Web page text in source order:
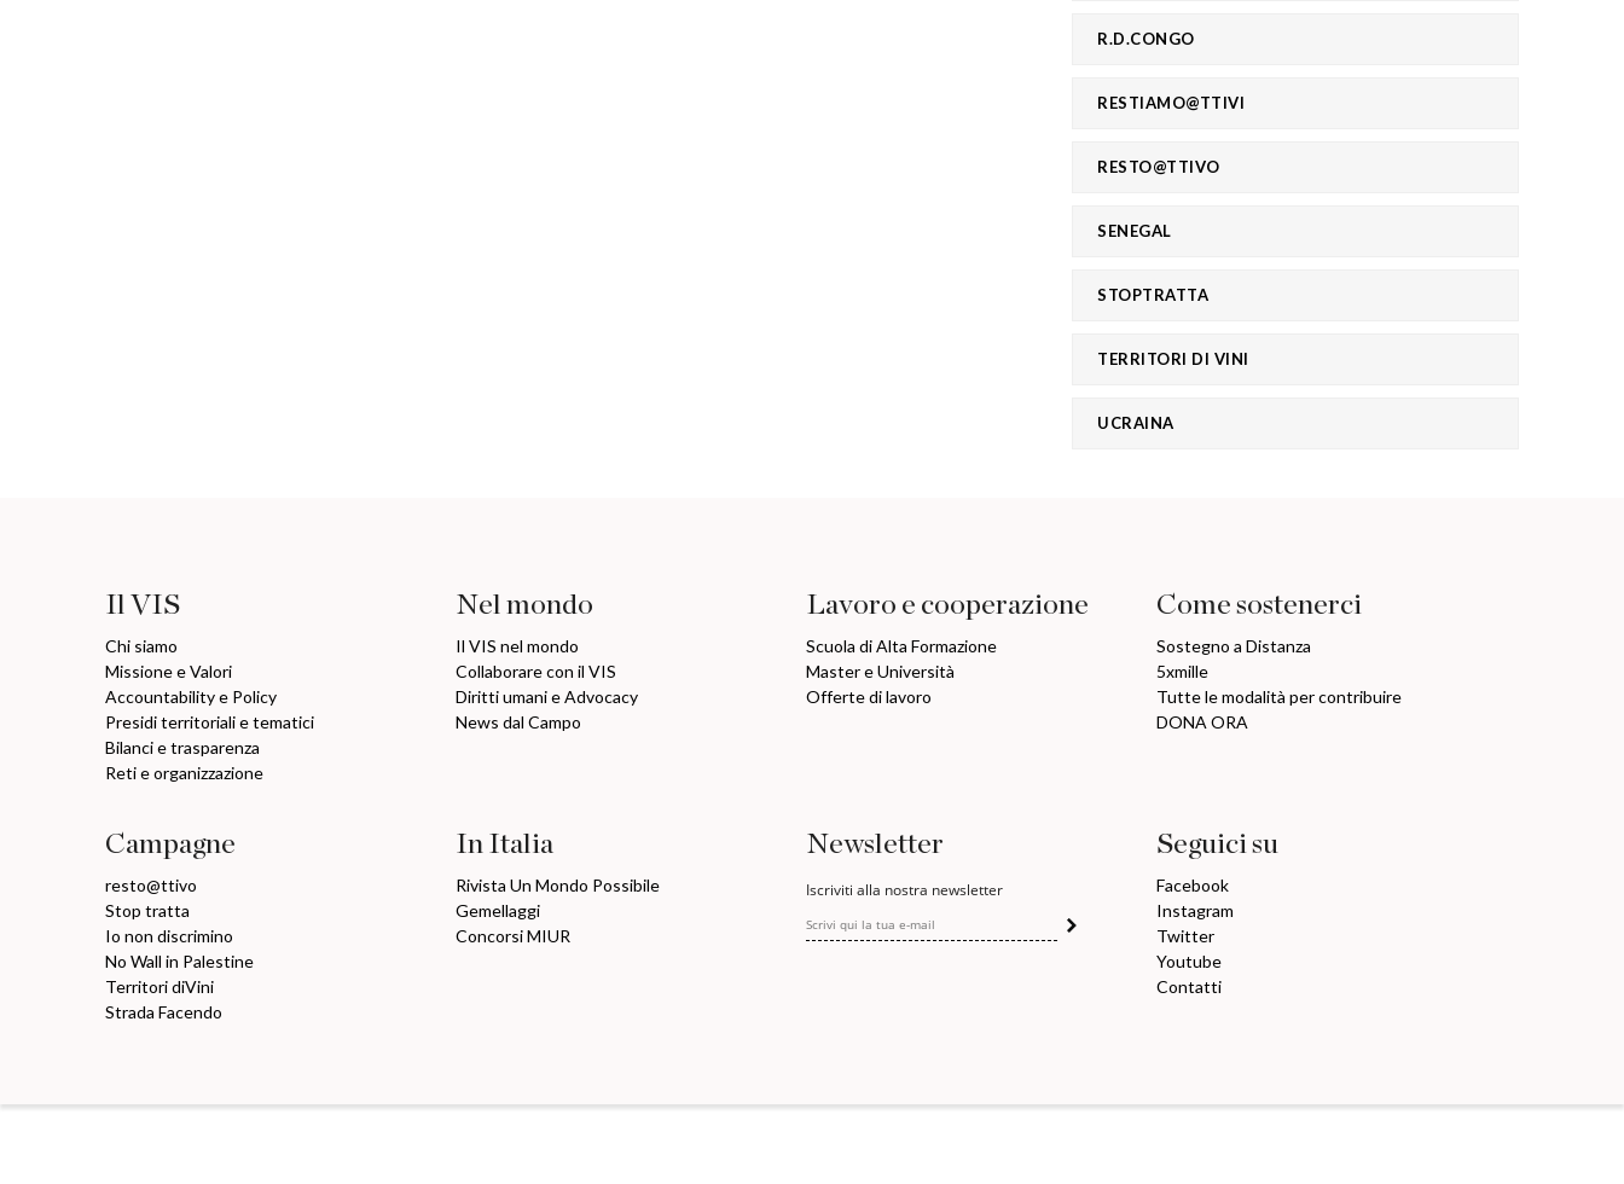
R.D.CONGO
RESTIAMO@TTIVI
RESTO@TTIVO
SENEGAL
STOPTRATTA
TERRITORI DI VINI
UCRAINA
Il VIS
Chi siamo
Missione e Valori
Accountability e Policy
Presidi territoriali e tematici
Bilanci e trasparenza
Reti e organizzazione
Nel mondo
Il VIS nel mondo
Collaborare con il VIS
Diritti umani e Advocacy
News dal Campo
Lavoro e cooperazione
Scuola di Alta Formazione
Master e Università
Offerte di lavoro
Come sostenerci
Sostegno a Distanza
5xmille
Tutte le modalità per contribuire
DONA ORA
Campagne
resto@ttivo
Stop tratta
Io non discrimino
No Wall in Palestine
Territori diVini
Strada Facendo
In Italia
Rivista Un Mondo Possibile
Gemellaggi
Concorsi MIUR
Newsletter
Iscriviti alla nostra newsletter
Seguici su
Facebook
Instagram
Twitter
Youtube
Contatti